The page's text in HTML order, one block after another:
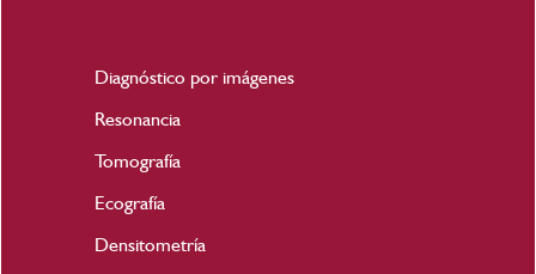
Diagnóstico por imágenes
Resonancia
Tomografía
Ecografía
Densitometría